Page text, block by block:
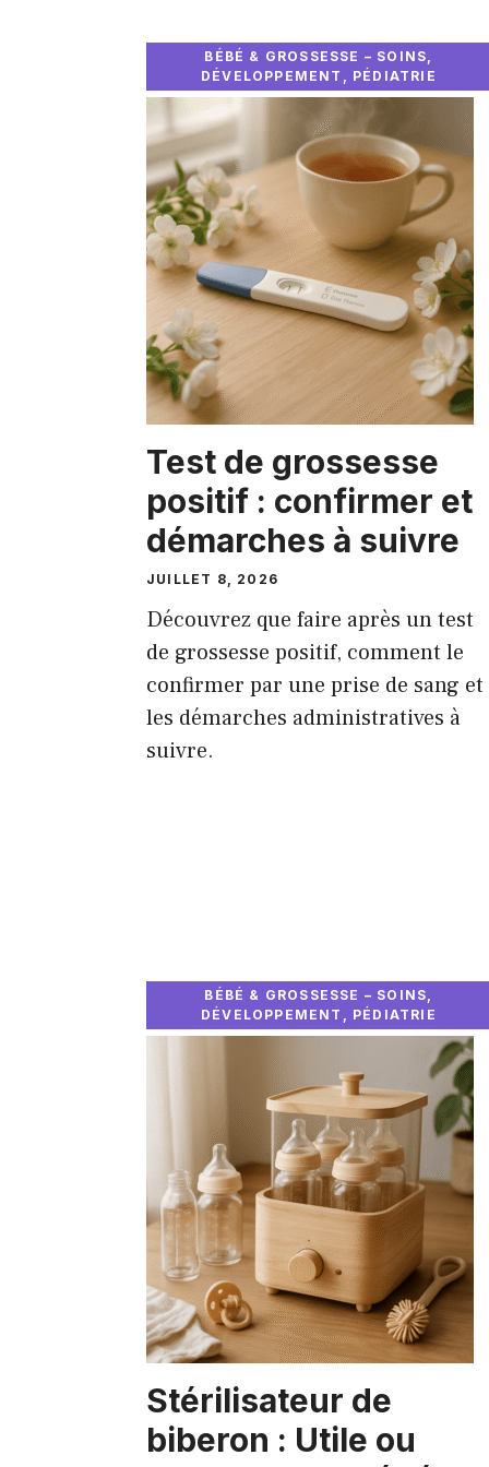
BÉBÉ & GROSSESSE – SOINS,
DÉVELOPPEMENT, PÉDIATRIE
Test de grossesse
positif : confirmer et
démarches à suivre
JUILLET 8, 2026
Découvrez que faire après un test
de grossesse positif, comment le
confirmer par une prise de sang et
les démarches administratives à
suivre.
BÉBÉ & GROSSESSE – SOINS,
DÉVELOPPEMENT, PÉDIATRIE
Stérilisateur de
biberon : Utile ou